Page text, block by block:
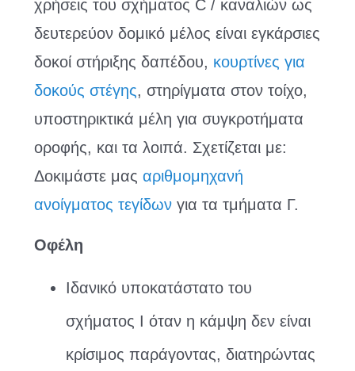
χρήσεις του σχήματος C / καναλιών ως
δευτερεύον δομικό μέλος είναι εγκάρσιες
δοκοί στήριξης δαπέδου, κουρτίνες για
δοκούς στέγης, στηρίγματα στον τοίχο,
υποστηρικτικά μέλη για συγκροτήματα
οροφής, και τα λοιπά. Σχετίζεται με:
Δοκιμάστε μας αριθμομηχανή
ανοίγματος τεγίδωνγια τα τμήματα Γ.
Οφέλη
Ιδανικό υποκατάστατο του
σχήματος Ι όταν η κάμψη δεν είναι
κρίσιμος παράγοντας, διατηρώντας